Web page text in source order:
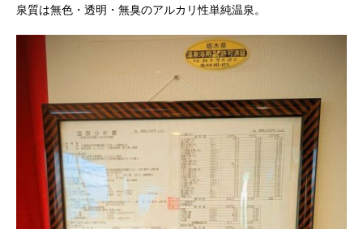
泉質は無色・透明・無臭のアルカリ性単純温泉。